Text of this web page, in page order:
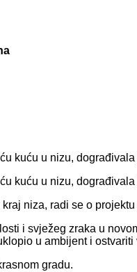
kuću u nizu,
kuću u nizu,
niza, radi se o
i svježeg zraka u
u ambijent i
gradu.